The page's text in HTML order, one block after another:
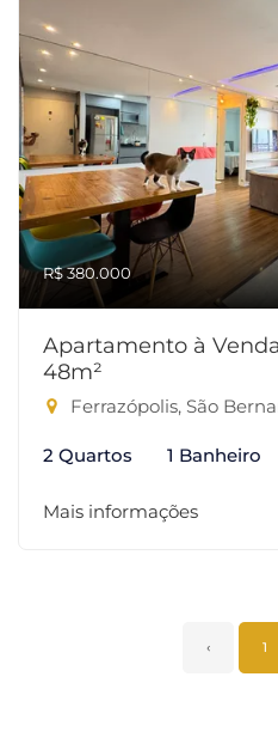
R$ 380.000
Apartamento à
48m²
Ferrazópolis, São
2 Quartos 1 Banheiro
Mais informações
‹ 1